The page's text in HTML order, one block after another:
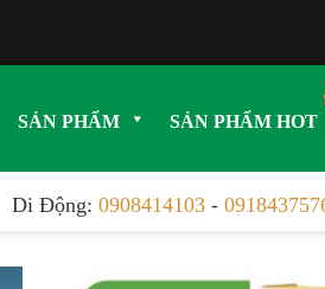
SẢN PHẨM SẢN PHẨM HOT
Di Động: 0908414103-